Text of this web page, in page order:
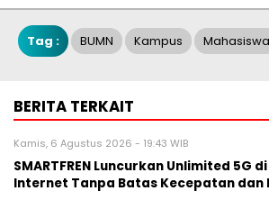
Tag : BUMN Kampus Mahasiswa
BERITA TERKAIT
Kamis, 6 Agustus 2026 - 19:43 WIB
SMARTFREN Luncurkan Unlimited 5G
Internet Tanpa Batas Kecepatan dan